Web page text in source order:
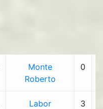
Monte
Roberto
0
Labor 3